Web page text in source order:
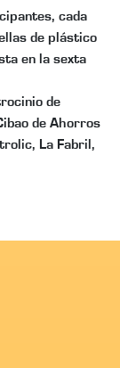
cada
de plástico
en la sexta
de
de Ahorros
La Fabril,